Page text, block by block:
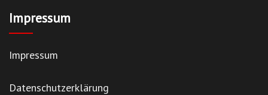
Impressum
Impressum
Datenschutzerklärung